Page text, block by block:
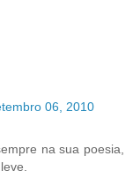
06, 2010
na sua poesia,